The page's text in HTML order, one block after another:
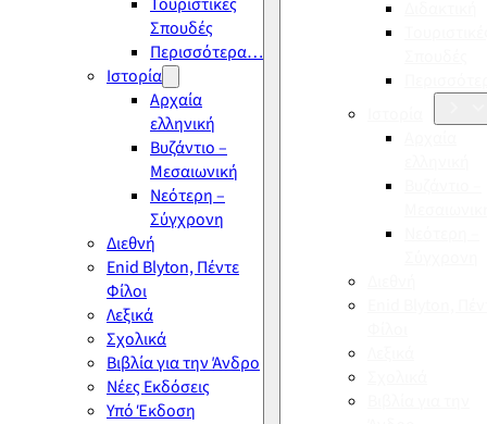
Σπουδές
Περισσότερα…
Ιστορία
Αρχαία
ελληνική
Βυζάντιο –
Μεσαιωνική
Νεότερη –
Σύγχρονη
Διεθνή
Enid Blyton, Πέντε
Φίλοι
Λεξικά
Σχολικά
Βιβλία για την Άνδρο
Νέες Εκδόσεις
Υπό Έκδοση